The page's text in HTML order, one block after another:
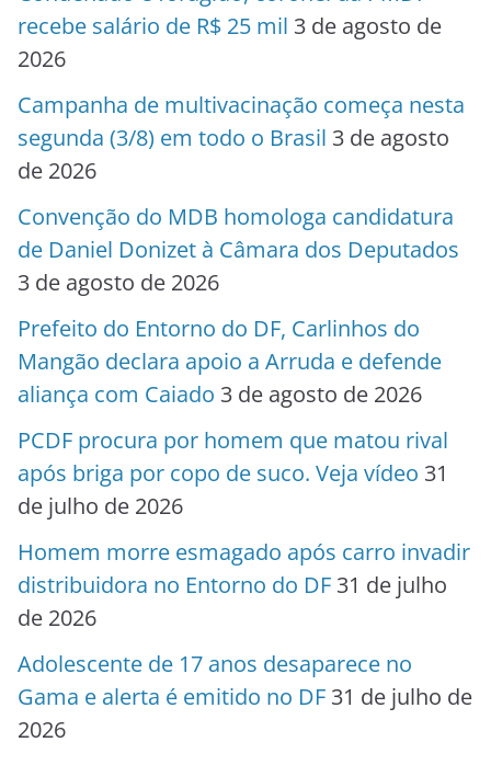
recebe salário de R$ 25 mil 3 de agosto de
2026
Campanha de multivacinação começa nesta
segunda (3/8) em todo o Brasil 3 de agosto
de 2026
Convenção do MDB homologa candidatura
de Daniel Donizet à Câmara dos Deputados
3 de agosto de 2026
Prefeito do Entorno do DF, Carlinhos do
Mangão declara apoio a Arruda e defende
aliança com Caiado 3 de agosto de 2026
PCDF procura por homem que matou rival
após briga por copo de suco. Veja vídeo 31
de julho de 2026
Homem morre esmagado após carro invadir
distribuidora no Entorno do DF 31 de julho
de 2026
Adolescente de 17 anos desaparece no
Gama e alerta é emitido no DF 31 de julho de
2026